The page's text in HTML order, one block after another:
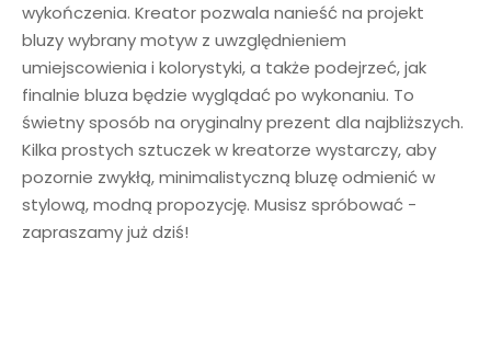
wykończenia. Kreator pozwala nanieść na projekt
bluzy wybrany motyw z uwzględnieniem
umiejscowienia i kolorystyki, a także podejrzeć, jak
finalnie bluza będzie wyglądać po wykonaniu. To
świetny sposób na oryginalny prezent dla najbliższych.
Kilka prostych sztuczek w kreatorze wystarczy, aby
pozornie zwykłą, minimalistyczną bluzę odmienić w
stylową, modną propozycję. Musisz spróbować -
zapraszamy już dziś!